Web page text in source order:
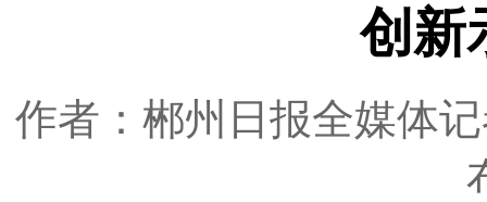
创新
作者：郴州日报全媒体